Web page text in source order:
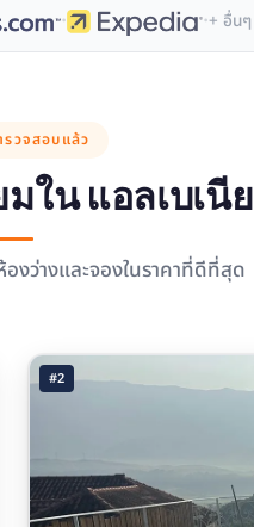
· ·+ อื่นๆ
วจสอบแล้ว
มในแอลเบเนีย
งว่างและจองในราคาที่ดีที่สุด
#2